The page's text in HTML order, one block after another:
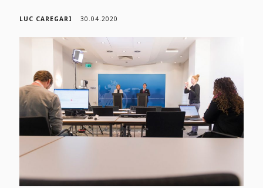
LUC CAREGARI 30.04.2020